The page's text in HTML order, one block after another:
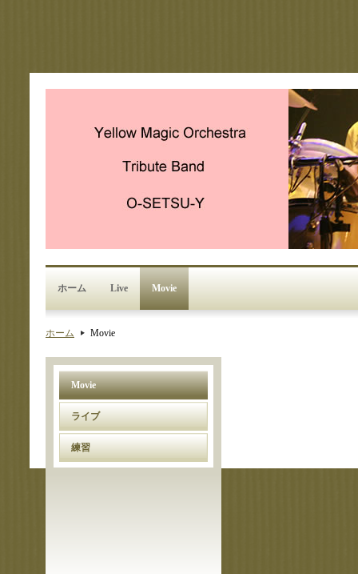
ホーム Live Movie
ホーム Movie
Movie
ライブ
練習